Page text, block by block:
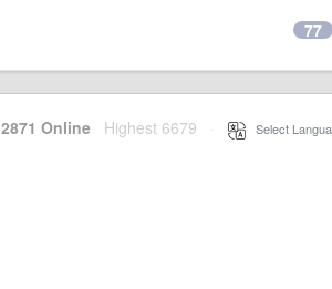
77
2871 Online Highest 6679 Select